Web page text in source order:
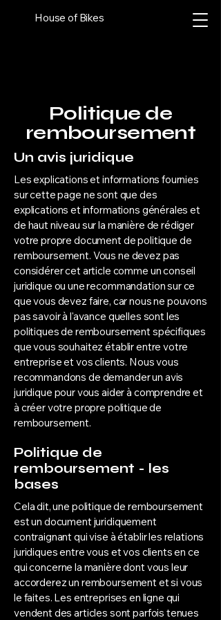
House of Bikes
Politique de
remboursement
Un avis juridique
Les explications et informations fournies
sur cette page ne sont que des
explications et informations générales et
de haut niveau sur la manière de rédiger
votre propre document de politique de
remboursement. Vous ne devez pas
considérer cet article comme un conseil
juridique ou une recommandation sur ce
que vous devez faire, car nous ne pouvons
pas savoir à l'avance quelles sont les
politiques de remboursement spécifiques
que vous souhaitez établir entre votre
entreprise et vos clients. Nous vous
recommandons de demander un avis
juridique pour vous aider à comprendre et
à créer votre propre politique de
remboursement.
Politique de
remboursement - les
bases
Cela dit, une politique de remboursement
est un document juridiquement
contraignant qui vise à établir les relations
juridiques entre vous et vos clients en ce
qui concerne la manière dont vous leur
accorderez un remboursement et si vous
le faites. Les entreprises en ligne qui
vendent des articles sont parfois tenues